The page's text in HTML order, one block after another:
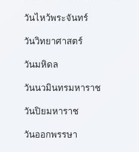
วันไหว้พระจันทร์​
วันวิทยาศาสตร์
วันมหิดล
วันนวมินทรมหาราช
วันปิยมหาราช
วันออกพรรษา